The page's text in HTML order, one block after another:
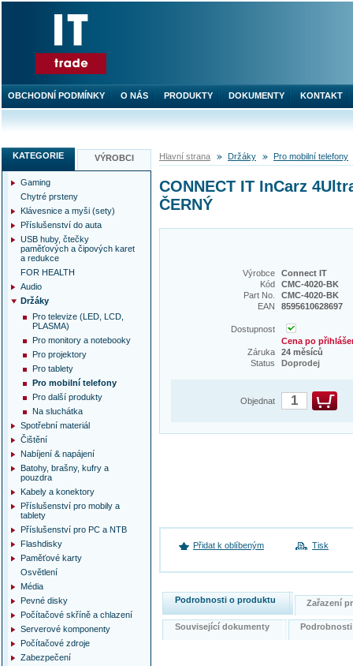
Hlavní strana Držáky Pro mobilní telefony
CONNECT IT InCarz
ČERNÝ
Výrobce
Connect IT
Kód
CMC-4020-BK
Part No.
CMC-4020-BK
EAN
8595610628697
Dostupnost
Cena po
Záruka
24 měsíců
Status
Doprodej
Objednat
Přidat k oblíbeným Tisk
Podrobnosti o produktu Zařazení
Související dokumenty
KATEGORIE VÝROBCI
Gaming
Chytré prsteny
Klávesnice a myši (sety)
Příslušenství do auta
USB huby, čtečky
paměťových a čipových karet
a redukce
FOR HEALTH
Audio
Držáky
Pro televize (LED, LCD,
PLASMA)
Pro monitory a notebooky
Pro projektory
Pro tablety
Pro mobilní telefony
Pro další produkty
Na sluchátka
Spotřební materiál
Čištění
Nabíjení & napájení
Batohy, brašny, kufry a
pouzdra
Kabely a konektory
Příslušenství pro mobily a
tablety
Příslušenství pro PC a NTB
Flashdisky
Paměťové karty
Osvětlení
Média
Pevné disky
Počítačové skříně a chlazení
Serverové komponenty
Počítačové zdroje
Zabezpečení
OBCHODNÍ PODMÍNKY O NÁS PRODUKTY DOKUMENTY KONTAKT